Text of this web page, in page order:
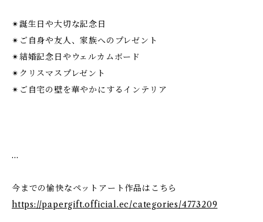
✴︎誕生日や大切な記念日
✴︎ご自身や友人、家族へのプレゼント
✴︎結婚記念日やウェルカムボード
✴︎クリスマスプレゼント
✴︎ご自宅の壁を華やかにするインテリア
…
今までの愉快なペットアート作品はこちら
https://papergift.official.ec/categories/4773209